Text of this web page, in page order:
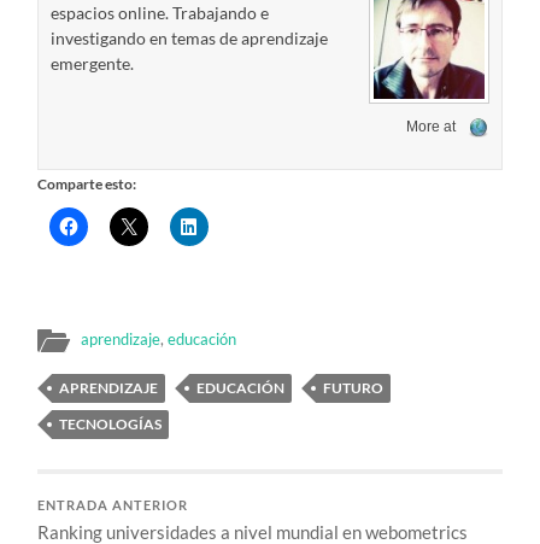
espacios online. Trabajando e
investigando en temas de aprendizaje
emergente.
More at
Comparte esto:
aprendizaje,educación
APRENDIZAJE EDUCACIÓN
FUTURO
TECNOLOGÍAS
ENTRADA ANTERIOR
Ranking universidades a nivel mundial en webometrics